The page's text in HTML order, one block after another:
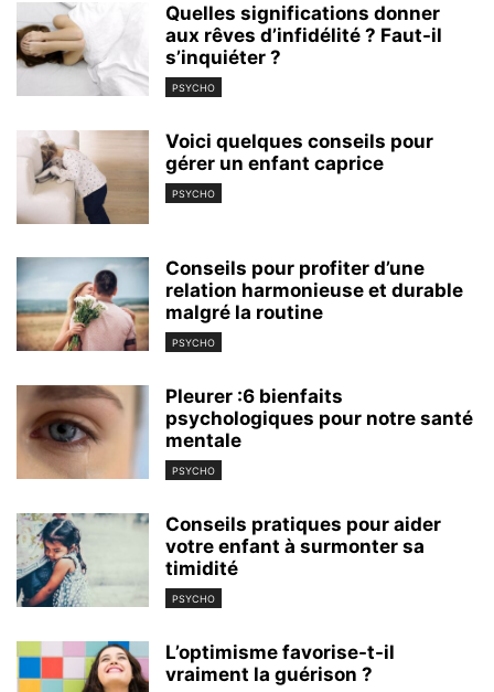
Quelles significations donner
aux rêves d’infidélité ? Faut-il
s’inquiéter ?
PSYCHO
Voici quelques conseils pour
gérer un enfant caprice
PSYCHO
Conseils pour profiter d’une
relation harmonieuse et durable
malgré la routine
PSYCHO
Pleurer :6 bienfaits
psychologiques pour notre santé
mentale
PSYCHO
Conseils pratiques pour aider
votre enfant à surmonter sa
timidité
PSYCHO
L’optimisme favorise-t-il
vraiment la guérison ?